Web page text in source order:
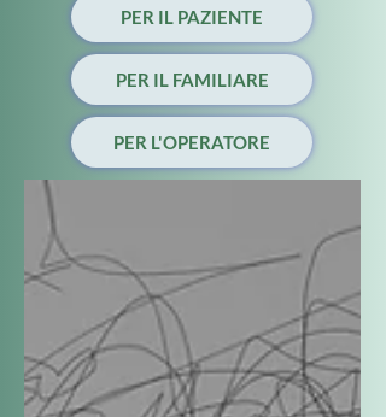
PER IL PAZIENTE
PER IL FAMILIARE
PER L'OPERATORE